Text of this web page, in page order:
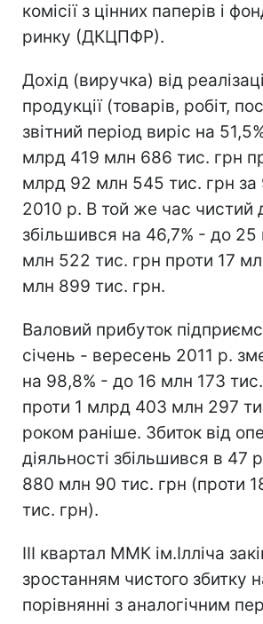
комісії з цінних паперів і
ринку (ДКЦПФР).
Дохід (виручка) від
продукції (товарів, робіт,
звітний період виріс на
млрд 419 млн 686 тис. грн
млрд 92 млн 545 тис. грн за
2010 р. В той же час чистий
збільшився на 46,7% - до
млн 522 тис. грн проти 17
млн 899 тис. грн.
Валовий прибуток
січень - вересень 2011 р.
на 98,8% - до 16 млн 173
проти 1 млрд 403 млн 297
роком раніше. Збиток від
діяльності збільшився в 47
880 млн 90 тис. грн (проти
тис. грн).
III квартал ММК ім.Ілліча
зростанням чистого збитку
порівнянні з аналогічним